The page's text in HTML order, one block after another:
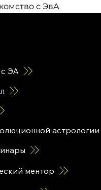
с ЭвА
ЭА
астрологии
ментор